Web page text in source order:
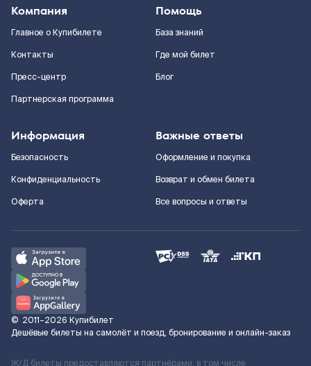
Компания
Главное о Купибилете
Контакты
Пресс-центр
Партнерская программа
Помощь
База знаний
Где мой билет
Блог
Информация
Безопасность
Конфиденциальность
Оферта
Важные ответы
Оформление и покупка
Возврат и обмен билета
Все вопросы и ответы
© 2011–2026 Купибилет
Дешёвые билеты на самолёт и поезд, бронирование и онлайн-заказ
Ж/Д билеты предоставляются партнёрами, в том числе